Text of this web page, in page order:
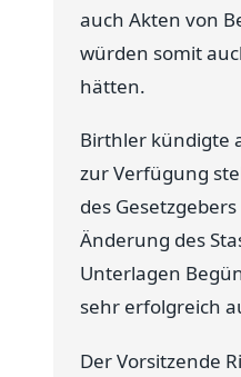
auch Akten von
würden somit
hätten.
Birthler kündigte
zur Verfügung
des
Änderung des
Unterlagen
sehr erfolgreich
Der Vorsitzende